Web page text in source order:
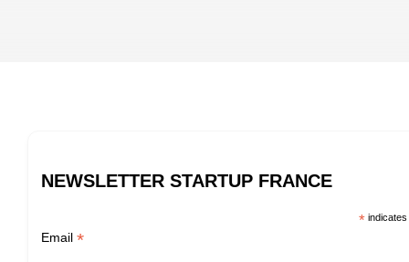
NEWSLETTER STARTUP FRANCE
*indicates
Email*